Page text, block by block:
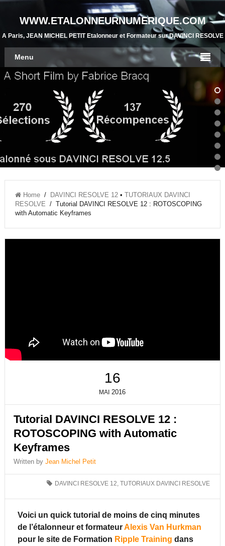
WWW.ETALONNEURNUMERIQUE.COM
A Paris, JEAN MICHEL PETIT Etalonneur et Formateur sur DAVINCI RESOLVE
Menu
Home/ DAVINCI RESOLVE 12• TUTORIAUX DAVINCI
RESOLVE / Tutorial DAVINCI RESOLVE 12 : ROTOSCOPING
with Automatic Keyframes
16
MAI 2016
Tutorial DAVINCI RESOLVE 12 :
ROTOSCOPING with Automatic
Keyframes
Written byJean Michel Petit
DAVINCI RESOLVE 12 ,TUTORIAUX DAVINCI RESOLVE
Voici un quick tutorial de moins de cinq minutes
de l’étalonneur et formateurAlexis Van Hurkman
pour le site de Formation Ripple Training dans